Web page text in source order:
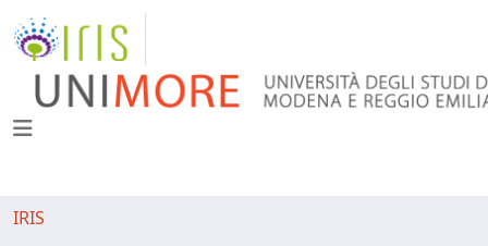
IRIS